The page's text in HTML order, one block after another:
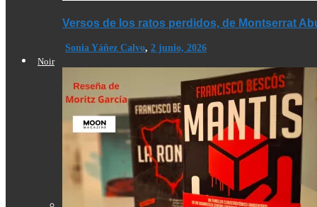
Versos de los ratos perdidos, de Montserrat
Sonia Yáñez Calvo, 2 junio, 2026
Noir